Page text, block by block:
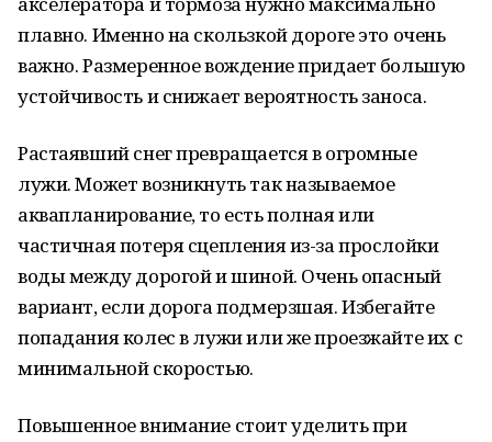
плавно. Именно на скользкой дороге это очень
важно. Размеренное вождение придает большую
устойчивость и снижает вероятность заноса.
Растаявший снег превращается в огромные
лужи. Может возникнуть так называемое
аквапланирование, то есть полная или
частичная потеря сцепления из-за прослойки
воды между дорогой и шиной. Очень опасный
вариант, если дорога подмерзшая. Избегайте
попадания колес в лужи или же проезжайте их с
минимальной скоростью.
Повышенное внимание стоит уделить при